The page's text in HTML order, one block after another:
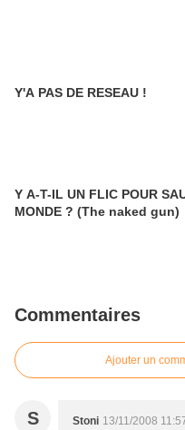
Y'A PAS DE RESEAU !
Y A-T-IL UN FLIC POUR
MONDE ? (The naked gun)
Commentaires
Ajouter un
S Stoni 13/11/2008